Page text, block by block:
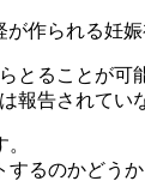
作られる妊
とることが可
報告されてい
るのかどう